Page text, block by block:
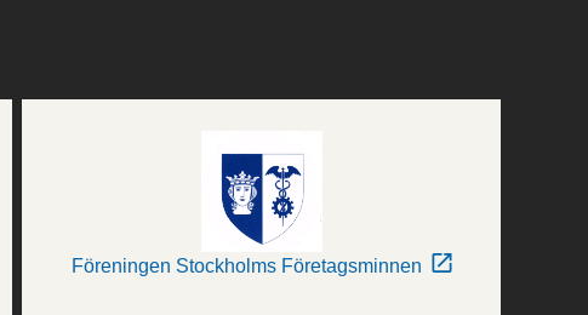
Föreningen Stockholms Företagsminnen